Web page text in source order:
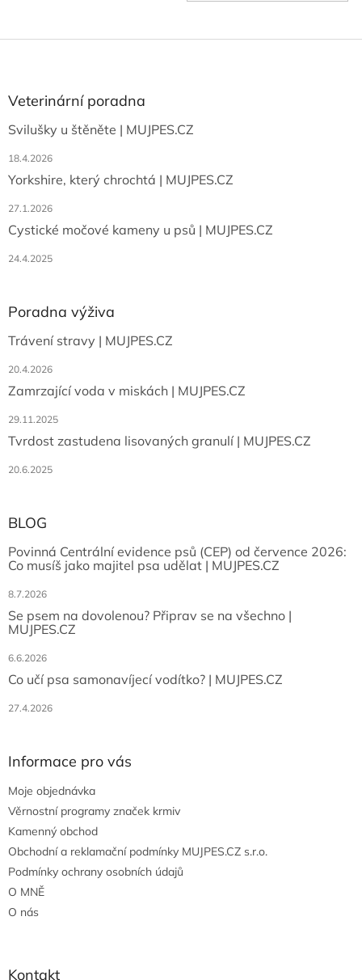
Z
aVeterinární poradna
Svilušky u štěněte | MUJPES.CZ
18.4.2026
Yorkshire, který chrochtá | MUJPES.CZ
27.1.2026
Cystické močové kameny u psů | MUJPES.CZ
24.4.2025
Poradna výživa
Trávení stravy | MUJPES.CZ
20.4.2026
Zamrzající voda v miskách | MUJPES.CZ
29.11.2025
Tvrdost zastudena lisovaných granulí | MUJPES.CZ
20.6.2025
BLOG
Povinná Centrální evidence psů (CEP) od července 2026:
Co musíš jako majitel psa udělat | MUJPES.CZ
8.7.2026
Se psem na dovolenou? Připrav se na všechno |
MUJPES.CZ
6.6.2026
Co učí psa samonavíjecí vodítko? | MUJPES.CZ
27.4.2026
Informace pro vás
Moje objednávka
Věrnostní programy značek krmiv
Kamenný obchod
Obchodní a reklamační podmínky MUJPES.CZ s.r.o.
Podmínky ochrany osobních údajů
O MNĚ
O nás
Kontakt